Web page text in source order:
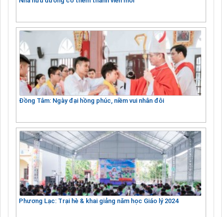
Đồng Tâm: Ngày đại hồng phúc, niềm vui nhân đôi
Phương Lạc: Trại hè & khai giảng năm học Giáo lý 2024